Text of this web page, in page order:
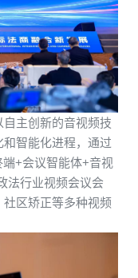
自主创新的音视频技
和智能化进程，通过
+会议智能体+音视
法行业视频会议会
社区矫正等多种视频